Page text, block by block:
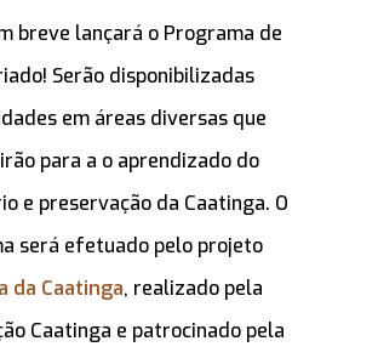
breve lançará o Programa de
Serão disponibilizadas
em áreas diversas que
para a o aprendizado do
e preservação da Caatinga. O
será efetuado pelo projeto
da Caatinga, realizado pela
Caatinga e patrocinado pela